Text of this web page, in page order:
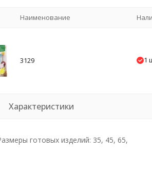
Наименование
3129 1
Характеристики
готовых изделий: 35, 45, 65,